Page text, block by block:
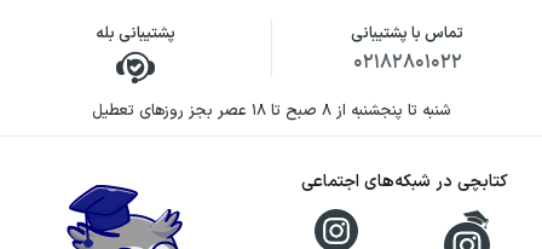
تماس با پشتیبانی
۰۲۱۸۲۸۰۱۰۲۲
پشتیبانی بله
شنبه تا پنجشنبه از ۸ صبح تا ۱۸ عصر بجز روزهای تعطیل
کتابچی در شبکه‌های اجتماعی